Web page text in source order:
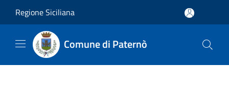
Regione Siciliana
Comune di Paternò